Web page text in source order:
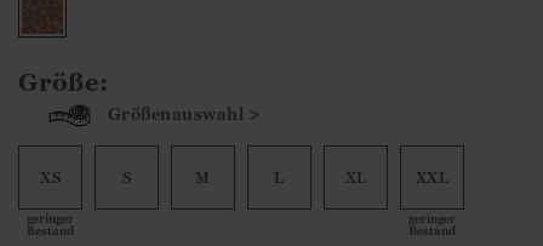
Größe:
Größenauswahl >
XS
geringer
Bestand
S M L XL XXL
geringer
Bestand